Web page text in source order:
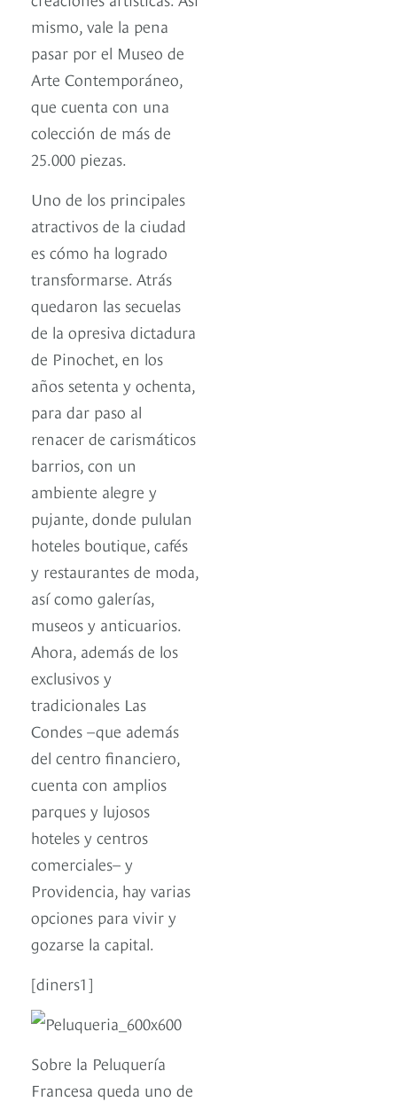
mismo, vale la pena
pasar por el Museo de
Arte Contemporáneo,
que cuenta con una
colección de más de
25.000 piezas.
Uno de los principales
atractivos de la ciudad
es cómo ha logrado
transformarse. Atrás
quedaron las secuelas
de la opresiva dictadura
de Pinochet, en los
años setenta y ochenta,
para dar paso al
renacer de carismáticos
barrios, con un
ambiente alegre y
pujante, donde pululan
hoteles boutique, cafés
y restaurantes de moda,
así como galerías,
museos y anticuarios.
Ahora, además de los
exclusivos y
tradicionales Las
Condes –que además
del centro financiero,
cuenta con amplios
parques y lujosos
hoteles y centros
comerciales– y
Providencia, hay varias
opciones para vivir y
gozarse la capital.
[diners1]
Sobre la Peluquería
Francesa queda uno de